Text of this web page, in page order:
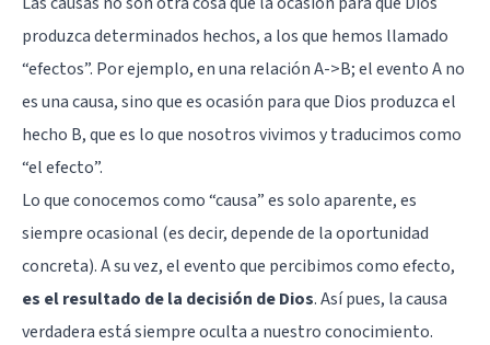
produzca determinados hechos, a los que hemos llamado
“efectos”. Por ejemplo, en una relación A->B; el evento A no
es una causa, sino que es ocasión para que Dios produzca el
hecho B, que es lo que nosotros vivimos y traducimos como
“el efecto”.
Lo que conocemos como “causa” es solo aparente, es
siempre ocasional (es decir, depende de la oportunidad
concreta). A su vez, el evento que percibimos como efecto,
es el resultado de la decisión de Dios. Así pues, la causa
verdadera está siempre oculta a nuestro conocimiento.